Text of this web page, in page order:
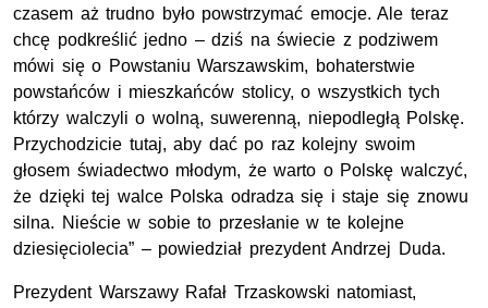
czasem aż trudno było powstrzymać emocje. Ale teraz
chcę podkreślić jedno – dziś na świecie z podziwem
mówi się o Powstaniu Warszawskim, bohaterstwie
powstańców i mieszkańców stolicy, o wszystkich tych
którzy walczyli o wolną, suwerenną, niepodległą Polskę.
Przychodzicie tutaj, aby dać po raz kolejny swoim
głosem świadectwo młodym, że warto o Polskę walczyć,
że dzięki tej walce Polska odradza się i staje się znowu
silna. Nieście w sobie to przesłanie w te kolejne
dziesięciolecia” – powiedział prezydent Andrzej Duda.
Prezydent Warszawy Rafał Trzaskowski natomiast,